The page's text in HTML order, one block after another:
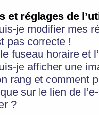
et réglages de
je modifier mes
pas correcte !
fuseau horaire et
je afficher une
rang et comment
sur le lien de
?